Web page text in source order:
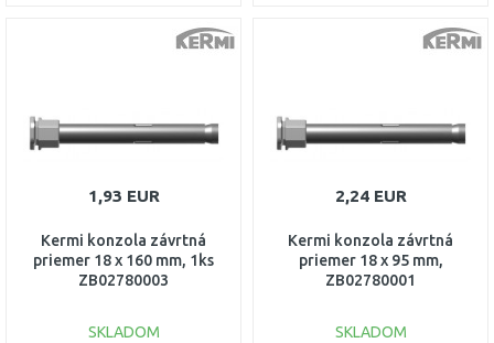
DO KOŠÍKA DO KOŠÍKA
1,93 EUR
Kermi konzola závrtná
priemer 18 x 160 mm, 1ks
ZB02780003
SKLADOM
2,24 EUR
Kermi konzola závrtná
priemer 18 x 95 mm,
ZB02780001
SKLADOM